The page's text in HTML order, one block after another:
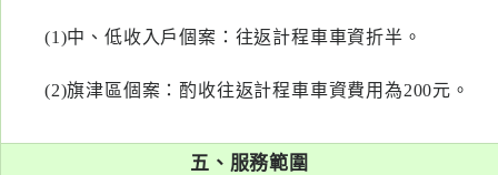
(1)中、低收入戶個案：往返計程車車資折半。
(2)旗津區個案：酌收往返計程車車資費用為200元。
五、服務範圍